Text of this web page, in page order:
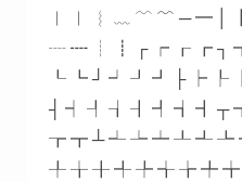
︱ ︳ ︴ ﹏ ﹋ ﹌ ─
┈ ┉ ┊ ┋ ┌ ┍ ┎ ┏ ┐
┖ ┗ ┘ ┙ ┚ ┛ ├ ┝ ┞
┤ ┥ ┦ ┧ ┨ ┩ ┪ ┫ ┬
┲ ┳ ┴ ┵ ┶ ┷ ┸ ┹ ┺
╀ ╁ ╂ ╃ ╄ ╅ ╆ ╇ ╈